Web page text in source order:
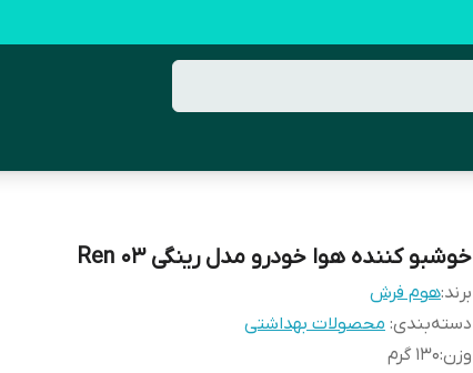
خوشبو کننده هوا خودرو مدل رینگی Ren 03
برند:هوم فرش
دسته‌بندی: محصولات بهداشتی
وزن:130 گرم